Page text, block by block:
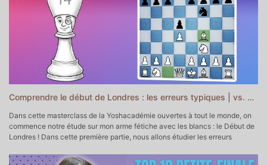
Comprendre le début de Londres : les erreurs typiques | vs. d5 et e6 | Masterclass Yoshacadémie
Dans cette masterclass de la Yoshacadémie ouvertes à tout le monde, on
commence notre étude sur mon arme fétiche avec les blancs : le Début de
Londres ! Dans cette première partie, nous allons étudier les erreurs
▬▬▬▬▬▬▬▬▬▬▬ POUR ALLER PLUS LOIN ▬▬▬▬▬▬▬▬▬▬▬